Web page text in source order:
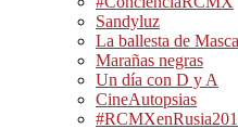
Sandyluz
La ballesta de
Marañas negras
Un día con D y A
CineAutopsias